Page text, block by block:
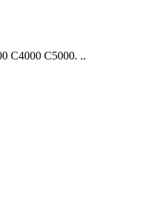
C4000 C5000. ..